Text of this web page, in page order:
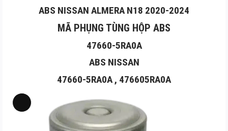
ABS NISSAN ALMERA N18 2020-2024
MÃ PHỤNG TÙNG HỘP ABS
47660-5RA0A
ABS NISSAN
47660-5RA0A , 476605RA0A
Long